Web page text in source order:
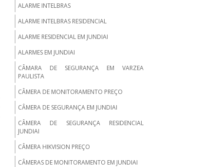
ALARME INTELBRAS
ALARME INTELBRAS RESIDENCIAL
ALARME RESIDENCIAL EM JUNDIAI
ALARMES EM JUNDIAI
CÂMARA DE SEGURANÇA EM VARZEA
PAULISTA
CÂMERA DE MONITORAMENTO PREÇO
CÂMERA DE SEGURANÇA EM JUNDIAI
CÂMERA DE SEGURANÇA RESIDENCIAL
JUNDIAI
CÂMERA HIKVISION PREÇO
CÂMERAS DE MONITORAMENTO EM JUNDIAI